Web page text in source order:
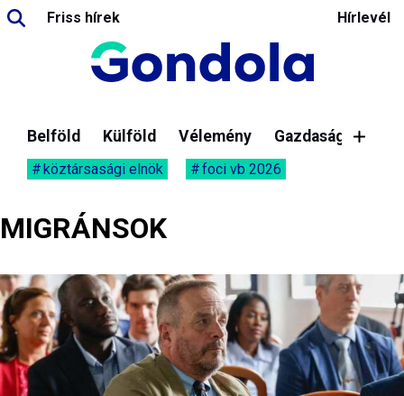
Friss hírek Hírlevél
Belföld Külföld Vélemény Gazdaság
köztársasági elnök foci vb 2026
MIGRÁNSOK